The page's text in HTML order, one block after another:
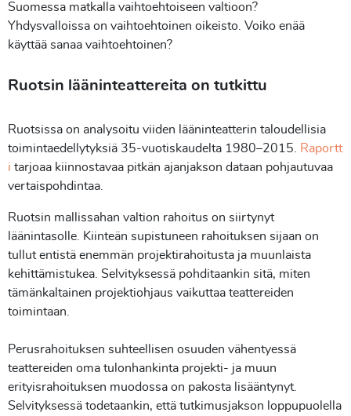
Suomessa matkalla vaihtoehtoiseen valtioon?
Yhdysvalloissa on vaihtoehtoinen oikeisto. Voiko enää
käyttää sanaa vaihtoehtoinen?
Ruotsin lääninteattereita on tutkittu
Ruotsissa on analysoitu viiden lääninteatterin taloudellisia
toimintaedellytyksiä 35-vuotiskaudelta 1980–2015.
Raportt
i tarjoaa kiinnostavaa pitkän ajanjakson dataan pohjautuvaa
vertaispohdintaa.
Ruotsin mallissahan valtion rahoitus on siirtynyt
läänintasolle. Kiinteän supistuneen rahoituksen sijaan on
tullut entistä enemmän projektirahoitusta ja muunlaista
kehittämistukea. Selvityksessä pohditaankin sitä, miten
tämänkaltainen projektiohjaus vaikuttaa teattereiden
toimintaan.
Perusrahoituksen suhteellisen osuuden vähentyessä
teattereiden oma tulonhankinta projekti- ja muun
erityisrahoituksen muodossa on pakosta lisääntynyt.
Selvityksessä todetaankin, että tutkimusjakson loppupuolella